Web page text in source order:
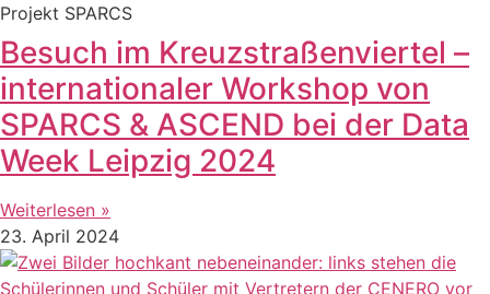
Projekt SPARCS
Besuch im Kreuzstraßenviertel –
internationaler Workshop von
SPARCS & ASCEND bei der Data
Week Leipzig 2024
Weiterlesen »
23. April 2024